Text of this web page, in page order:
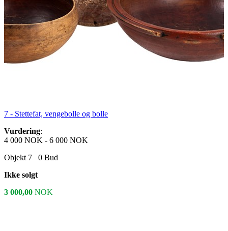
7 - Stettefat, vengebolle og bolle
Vurdering:
4 000 NOK - 6 000 NOK
Objekt 7
0 Bud
Ikke solgt
3 000,00 NOK